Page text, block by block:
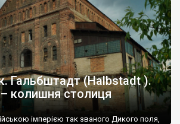
Гальбштадт (Halbstadt ).
– колишня столиця
імперією так званого Дикого поля,